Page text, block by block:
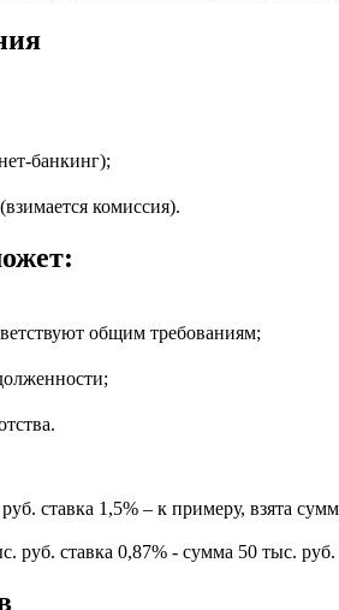
банкинг);
комиссия).
общим требованиям;
ставка 1,5% – к примеру, взята
руб. ставка 0,87% - сумма 50 тыс.